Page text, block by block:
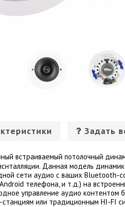
Задать
встраиваемый потолочный
Данная модель
сети аудио с ваших Bluetooth-
телефона, и т.д.) на
управление аудио контентом
или традиционным HI-FI